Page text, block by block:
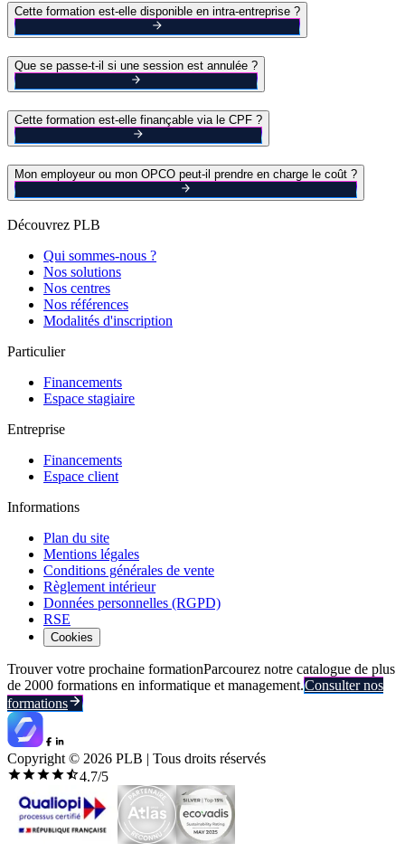
Cette formation est-elle disponible en intra-entreprise ?
Que se passe-t-il si une session est annulée ?
Cette formation est-elle finançable via le CPF ?
Mon employeur ou mon OPCO peut-il prendre en charge le coût ?
Découvrez PLB
Qui sommes-nous ?
Nos solutions
Nos centres
Nos références
Modalités d'inscription
Particulier
Financements
Espace stagiaire
Entreprise
Financements
Espace client
Informations
Plan du site
Mentions légales
Conditions générales de vente
Règlement intérieur
Données personnelles (RGPD)
RSE
Cookies
Trouver votre prochaine formationParcourez notre catalogue de plus
de 2000 formations en informatique et management.Consulter nos
formations
Copyright © 2026 PLB | Tous droits réservés
4.7/5